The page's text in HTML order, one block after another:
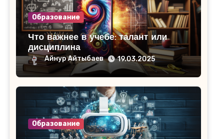
Образование
Что важнее в учебе: талант или
дисциплина
Айнур Айтыбаев 19.03.2025
Образование